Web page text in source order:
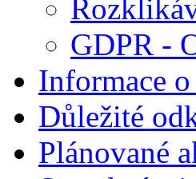
GDPR -
Informace
Důležité
Plánované